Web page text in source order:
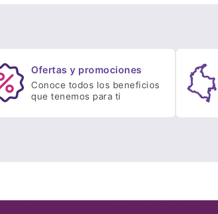
Ofertas y promociones
Conoce todos los beneficios
que tenemos para ti